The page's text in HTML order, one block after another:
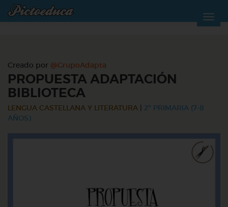
Creado por @GrupoAdapta
PROPUESTA ADAPTACIÓN
BIBLIOTECA
LENGUA CASTELLANA Y LITERATURA
2º PRIMARIA (7-8
AÑOS)